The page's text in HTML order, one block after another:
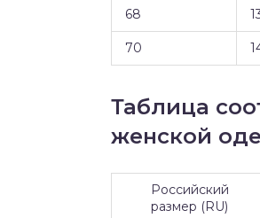
68
70
Таблица
женской
Российский
размер (RU)